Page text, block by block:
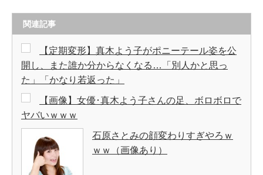
関連記事
【定期変形】真木よう子がポニーテール姿を公
開し、また誰か分からなくなる…「別人かと思っ
た」「かなり若返った」
【画像】女優･真木よう子さんの足、ボロボロで
ヤバいｗｗｗ
石原さとみの顔変わりすぎやろｗ
ｗｗ（画像あり）